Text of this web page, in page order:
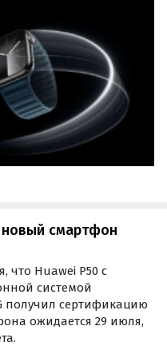
управления жестами
смартфон
что Huawei P50 с
системой
получил сертификацию
ожидается 29 июля,